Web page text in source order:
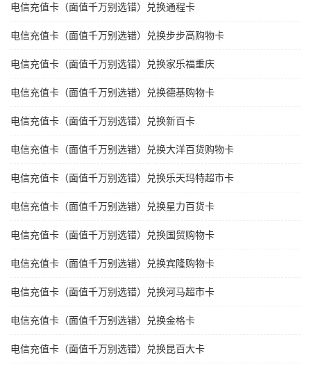
电信充值卡（面值千万别选错）兑换通程卡
电信充值卡（面值千万别选错）兑换步步高购物卡
电信充值卡（面值千万别选错）兑换家乐福重庆
电信充值卡（面值千万别选错）兑换德基购物卡
电信充值卡（面值千万别选错）兑换新百卡
电信充值卡（面值千万别选错）兑换大洋百货购物卡
电信充值卡（面值千万别选错）兑换乐天玛特超市卡
电信充值卡（面值千万别选错）兑换星力百货卡
电信充值卡（面值千万别选错）兑换国贸购物卡
电信充值卡（面值千万别选错）兑换宾隆购物卡
电信充值卡（面值千万别选错）兑换河马超市卡
电信充值卡（面值千万别选错）兑换金格卡
电信充值卡（面值千万别选错）兑换昆百大卡